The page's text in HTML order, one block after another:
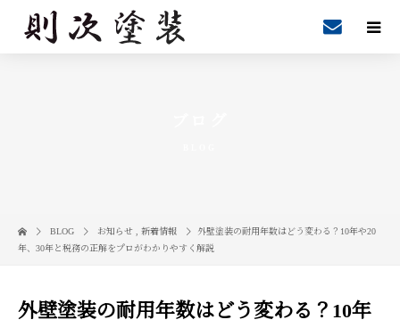
BLOG お知らせ 新着情報
外壁塗装の耐用年数はどう変わる？10年や20
年、30年と税務の正解をプロがわかりやすく解説
外壁塗装の耐用年数はどう変わる？10年